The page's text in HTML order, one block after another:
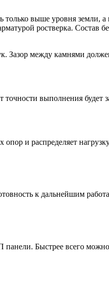
выше уровня земли, а
ростверка. Состав
Зазор между камнями
выполнения будет
опор и распределяет
к дальнейшим
панели. Быстрее всего